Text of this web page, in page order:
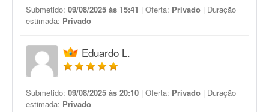
Submetido: 09/08/2025 às 15:41 | Oferta: Privado | Duração
estimada: Privado
Eduardo L.
Submetido: 09/08/2025 às 20:10 | Oferta: Privado | Duração
estimada: Privado